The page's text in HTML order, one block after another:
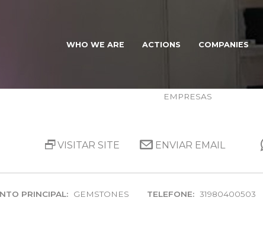
WHO WE ARE ACTIONS COMPANIES
DUARTE DUARTE
EMPRESAS
VISITAR SITE ENVIAR EMAIL
PRINCIPAL: GEMSTONES TELEFONE: 31980400503